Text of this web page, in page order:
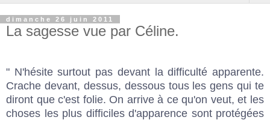
dimanche 26 juin 2011
La sagesse vue par Céline.
" N'hésite surtout pas devant la difficulté apparente.
Crache devant, dessus, dessous tous les gens qui te
diront que c'est folie. On arrive à ce qu'on veut, et les
choses les plus difficiles d'apparence sont protégées